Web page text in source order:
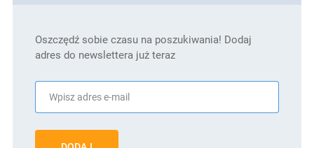
Oszczędź sobie czasu na poszukiwania! Dodaj
adres do newslettera już teraz